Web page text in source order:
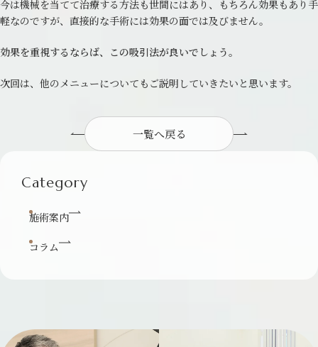
今は機械を当てて治療する方法も世間にはあり、もちろん効果もあり手
軽なのですが、直接的な手術には効果の面では及びません。
効果を重視するならば、この吸引法が良いでしょう。
次回は、他のメニューについてもご説明していきたいと思います。
一覧へ戻る
Category
施術案内
コラム